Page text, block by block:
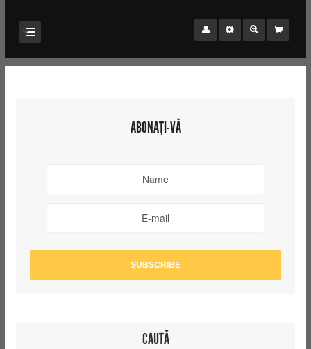
ABONAȚI-VĂ
CAUTĂ